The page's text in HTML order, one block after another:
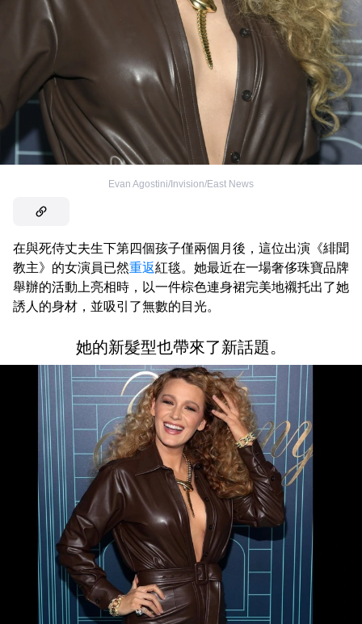
Evan Agostini/Invision/East News
在與死侍丈夫生下第四個孩子僅兩個月後，這位出演《緋聞
教主》的女演員已然重返紅毯。她最近在一場奢侈珠寶品牌
舉辦的活動上亮相時，以一件棕色連身裙完美地襯托出了她
誘人的身材，並吸引了無數的目光。
她的新髮型也帶來了新話題。